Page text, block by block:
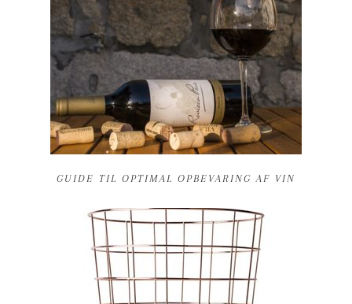
GUIDE TIL OPTIMAL OPBEVARING AF VIN